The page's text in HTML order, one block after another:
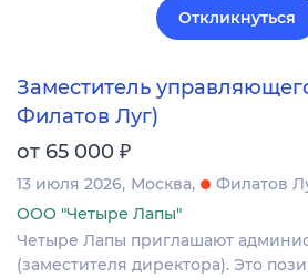
Откликнуться
Заместитель
Филатов Луг)
от 65 000 ₽
13 июля 2026 Москва
Филатов
ООО "Четыре Лапы"
Четыре Лапы приглашают
(заместителя директора). Это